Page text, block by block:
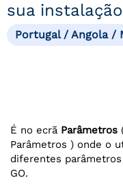
sua instalação
Portugal / Angola /
É no ecrã Parâmetros
Parâmetros ) onde o
diferentes
GO.